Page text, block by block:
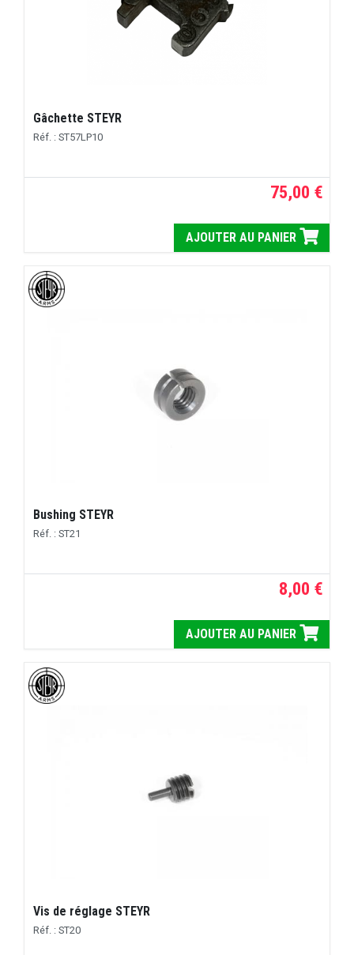
Gâchette STEYR
Réf. : ST57LP10
75,00 €
AJOUTER AU PANIER
Bushing STEYR
Réf. : ST21
8,00 €
AJOUTER AU PANIER
Vis de réglage STEYR
Réf. : ST20